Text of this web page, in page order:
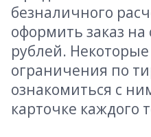
безналичного
оформить заказ на
рублей.
ограничения по
ознакомиться с
карточке каждого